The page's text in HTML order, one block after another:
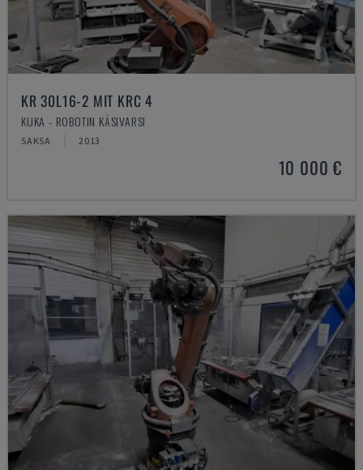
KR 30L16-2 MIT KRC 4
KUKA - ROBOTIN KÄSIVARSI
SAKSA 2013
10 000 €